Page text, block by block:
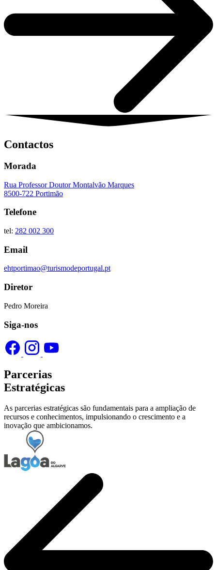
Contactos
Morada
Rua Professor Doutor Montalvão Marques
8500-722 Portimão
Telefone
tel: 282 002 300
Email
ehtportimao@turismodeportugal.pt
Diretor
Pedro Moreira
Siga-nos
Parcerias
Estratégicas
As parcerias estratégicas são fundamentais para a ampliação de
recursos e conhecimentos, impulsionando o crescimento e a
inovação que ambicionamos.